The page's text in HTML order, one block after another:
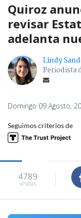
Quiroz
revisar
adelanta
Lindy
Periodista
Domingo 09 Agosto,
Seguimos criterios de
4789
visitas